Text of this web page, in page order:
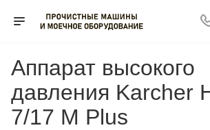
Аппарат высокого
давления Karcher
7/17 M Plus